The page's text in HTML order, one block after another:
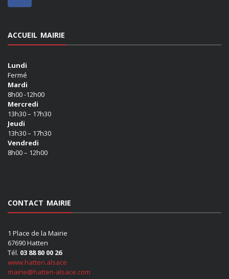
ACCUEIL MAIRIE
Lundi
Fermé
Mardi
8h00 -12h00
Mercredi
13h30 – 17h30
Jeudi
13h30 – 17h30
Vendredi
8h00 – 12h00
CONTACT MAIRIE
1 Place de la Mairie
67690 Hatten
Tél. 03 88 80 00 26
www.hatten.alsace
mairie@hatten-alsace.com